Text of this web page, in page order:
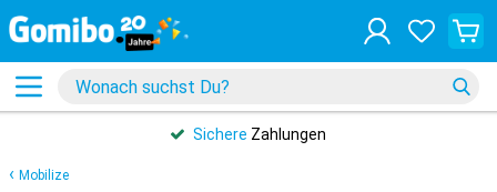
Sichere Zahlungen
Mobilize